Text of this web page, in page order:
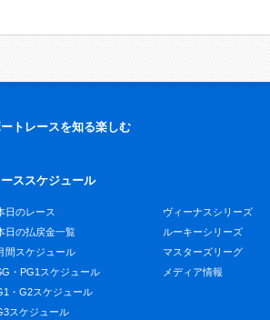
トレースを知る楽しむ
ススケジュール
日のレース
日の払戻金一覧
間スケジュール
・PG1スケジュール
・G2スケジュール
スケジュール
ヴィーナスシリーズ
ルーキーシリーズ
マスターズリーグ
メディア情報